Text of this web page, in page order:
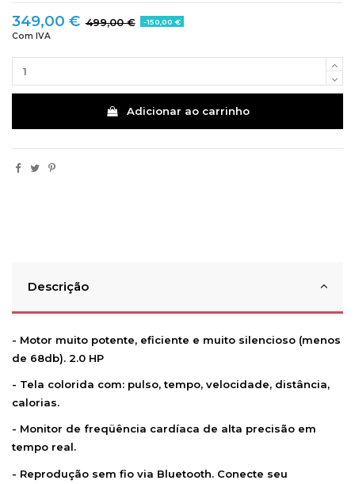
349,00 € 499,00 € -150,00 €
Com IVA
Adicionar ao carrinho
Descrição
- Motor muito potente, eficiente e muito silencioso (menos
de 68db). 2.0 HP
- Tela colorida com: pulso, tempo, velocidade, distância,
calorias.
- Monitor de freqüência cardíaca de alta precisão em
tempo real.
- Reprodução sem fio via Bluetooth. Conecte seu